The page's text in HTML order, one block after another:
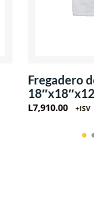
Fregadero
L7,910.00 +ISV